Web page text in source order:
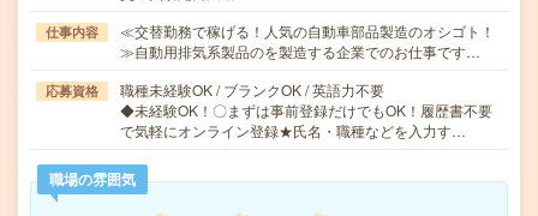
仕事内容
≪交替勤務で稼げる！人気の自動車部品製造のオシゴト！
≫自動用排気系製品のを製造する企業でのお仕事です…
応募資格
職種未経験OK / ブランクOK / 英語力不要
◆未経験OK！〇まずは事前登録だけでもOK！履歴書不要
で気軽にオンライン登録★氏名・職種などを入力す…
職場の雰囲気